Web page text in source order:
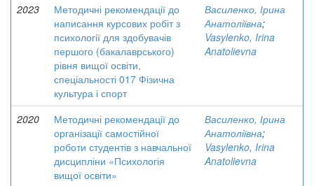
2023
Методичні рекомендації до
написання курсових робіт з
психології для здобувачів
першого (бакалаврського)
рівня вищої освіти,
спеціальності 017 Фізична
культура і спорт
Василенко, Ірина
Анатоліївна;
Vasylenko, Irina
Anatolievna
2020
Методичні рекомендації до
організації самостійної
роботи студентів з навчальної
дисципліни «Психологія
вищої освіти»
Василенко, Ірина
Анатоліївна;
Vasylenko, Irina
Anatolievna